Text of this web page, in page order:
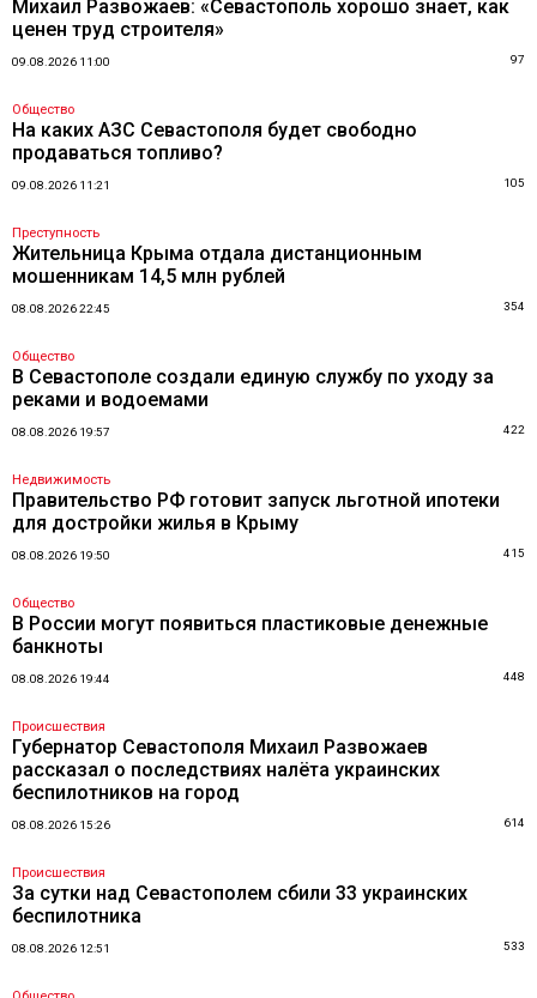
Михаил Развожаев: «Севастополь хорошо знает, как
ценен труд строителя»
09.08.2026 11:00 97
Общество
На каких АЗС Севастополя будет свободно
продаваться топливо?
09.08.2026 11:21 105
Преступность
Жительница Крыма отдала дистанционным
мошенникам 14,5 млн рублей
08.08.2026 22:45 354
Общество
В Севастополе создали единую службу по уходу за
реками и водоемами
08.08.2026 19:57 422
Недвижимость
Правительство РФ готовит запуск льготной ипотеки
для достройки жилья в Крыму
08.08.2026 19:50 415
Общество
В России могут появиться пластиковые денежные
банкноты
08.08.2026 19:44 448
Происшествия
Губернатор Севастополя Михаил Развожаев
рассказал о последствиях налёта украинских
беспилотников на город
08.08.2026 15:26 614
Происшествия
За сутки над Севастополем сбили 33 украинских
беспилотника
08.08.2026 12:51 533